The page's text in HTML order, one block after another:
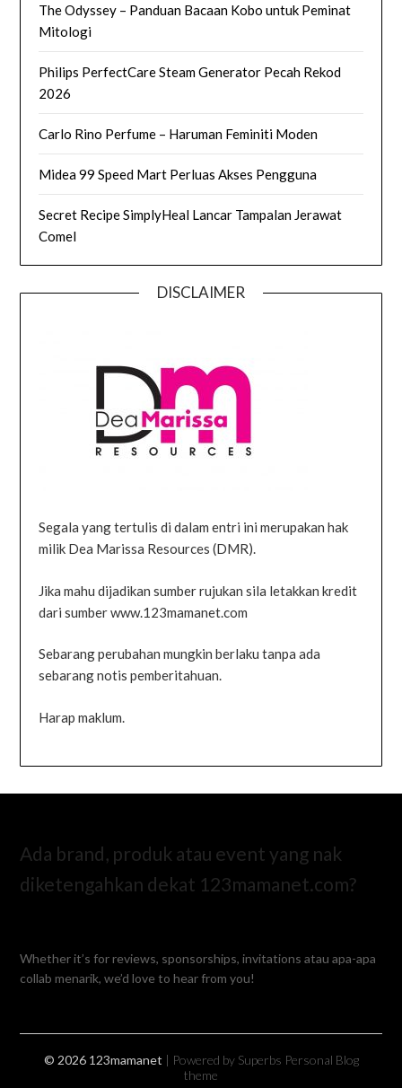
The Odyssey – Panduan Bacaan Kobo untuk Peminat
Mitologi
Philips PerfectCare Steam Generator Pecah Rekod
2026
Carlo Rino Perfume – Haruman Feminiti Moden
Midea 99 Speed Mart Perluas Akses Pengguna
Secret Recipe SimplyHeal Lancar Tampalan Jerawat
Comel
DISCLAIMER
Segala yang tertulis di dalam entri ini merupakan hak
milik Dea Marissa Resources (DMR).
Jika mahu dijadikan sumber rujukan sila letakkan kredit
dari sumber www.123mamanet.com
Sebarang perubahan mungkin berlaku tanpa ada
sebarang notis pemberitahuan.
Harap maklum.
Ada brand, produk atau event yang nak
diketengahkan dekat 123mamanet.com?
Whether it’s for reviews, sponsorships, invitations atau apa-apa
collab menarik, we’d love to hear from you!
© 2026 123mamanet | Powered by Superbs Personal Blog
theme